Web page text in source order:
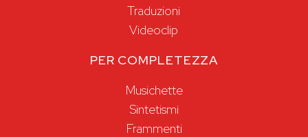
Traduzioni
Videoclip
PER COMPLETEZZA
Musichette
Sintetismi
Frammenti